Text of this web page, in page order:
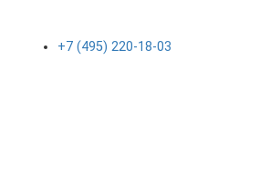
+7 (495) 220-18-03